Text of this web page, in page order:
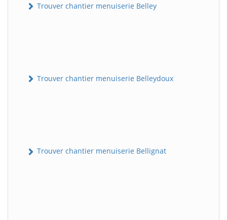
Trouver chantier menuiserie Belley
Trouver chantier menuiserie Belleydoux
Trouver chantier menuiserie Bellignat